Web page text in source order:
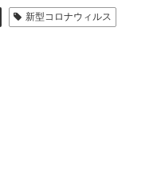
新型コロナウィルス